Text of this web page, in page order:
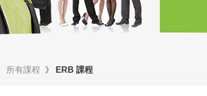
所有課程 》 ERB 課程